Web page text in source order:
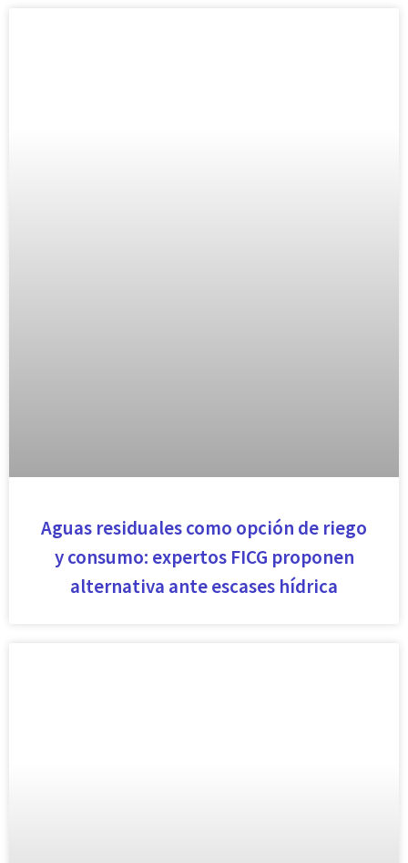
Aguas residuales como opción de riego
y consumo: expertos FICG proponen
alternativa ante escases hídrica